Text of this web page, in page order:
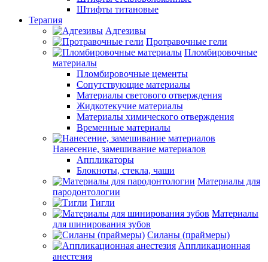
Штифты титановые
Терапия
Адгезивы
Протравочные гели
Пломбировочные
материалы
Пломбировочные цементы
Сопутствующие материалы
Материалы светового отверждения
Жидкотекучие материалы
Материалы химического отверждения
Временные материалы
Нанесение, замешивание материалов
Аппликаторы
Блокноты, стекла, чаши
Материалы для
пародонтологии
Тигли
Материалы
для шинирования зубов
Силаны (праймеры)
Аппликационная
анестезия